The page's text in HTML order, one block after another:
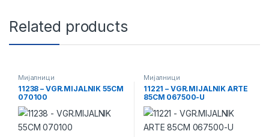
Related products
Мијалници
11238 – VGR.MIJALNIK 55CM
070100
Мијалници
11221 – VGR.MIJALNIK ARTE
85CM 067500-U